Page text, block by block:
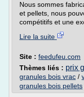
Nous sommes
et pellets, nous
compétitifs et une
Lire la suite
Site : feedufeu.com
Thèmes liés : prix
granules bois vrac /
granules bois pellets